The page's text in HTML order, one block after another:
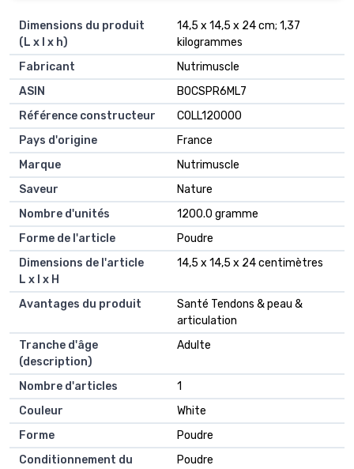
Dimensions du produit
(L x l x h)
14,5 x 14,5 x 24 cm; 1,37
kilogrammes
Fabricant
Nutrimuscle
ASIN
B0CSPR6ML7
Référence constructeur
COLL120000
Pays d'origine
France
Marque
Nutrimuscle
Saveur
Nature
Nombre d'unités
1200.0 gramme
Forme de l'article
Poudre
Dimensions de l'article
L x l x H
14,5 x 14,5 x 24 centimètres
Avantages du produit
Santé Tendons & peau &
articulation
Tranche d'âge
(description)
Adulte
Nombre d'articles
1
Couleur
White
Forme
Poudre
Conditionnement du
Poudre